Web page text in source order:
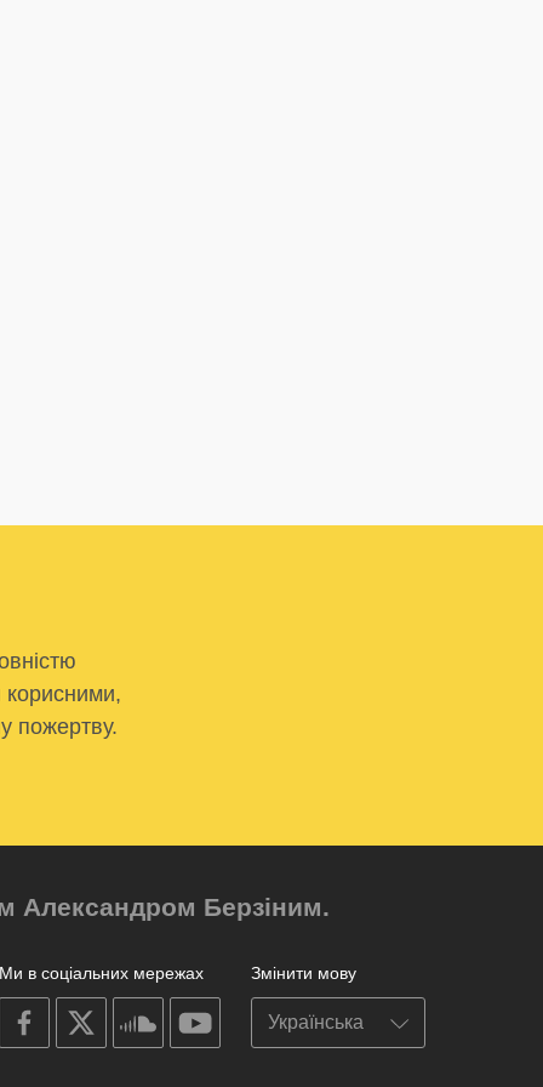
корисними,
пожертву.
Александром Берзіним.
Змінити мову
Ми в соціальних мережах
on
facebook
soundcloudyoutube